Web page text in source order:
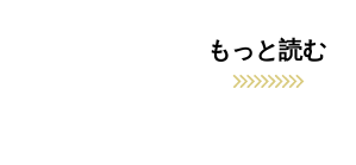
もっと読む